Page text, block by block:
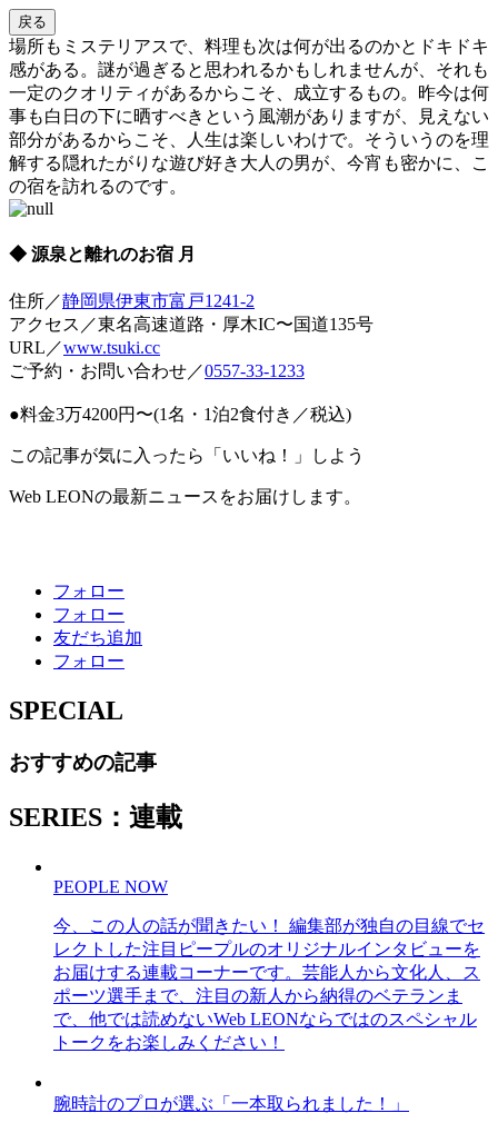
戻る
場所もミステリアスで、料理も次は何が出るのかとドキドキ
感がある。謎が過ぎると思われるかもしれませんが、それも
一定のクオリティがあるからこそ、成立するもの。昨今は何
事も白日の下に晒すべきという風潮がありますが、見えない
部分があるからこそ、人生は楽しいわけで。そういうのを理
解する隠れたがりな遊び好き大人の男が、今宵も密かに、こ
の宿を訪れるのです。
◆ 源泉と離れのお宿 月
住所／静岡県伊東市富戸1241-2
アクセス／東名高速道路・厚木IC〜国道135号
URL／www.tsuki.cc
ご予約・お問い合わせ／0557-33-1233
●料金3万4200円〜(1名・1泊2食付き／税込)
この記事が気に入ったら「いいね！」しよう
Web LEONの最新ニュースをお届けします。
フォロー
フォロー
友だち追加
フォロー
SPECIAL
おすすめの記事
SERIES：連載
PEOPLE NOW
今、この人の話が聞きたい！ 編集部が独自の目線でセ
レクトした注目ピープルのオリジナルインタビューを
お届けする連載コーナーです。芸能人から文化人、ス
ポーツ選手まで、注目の新人から納得のベテランま
で、他では読めないWeb LEONならではのスペシャル
トークをお楽しみください！
腕時計のプロが選ぶ「一本取られました！」